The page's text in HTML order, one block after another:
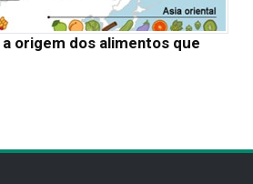
origem dos alimentos que